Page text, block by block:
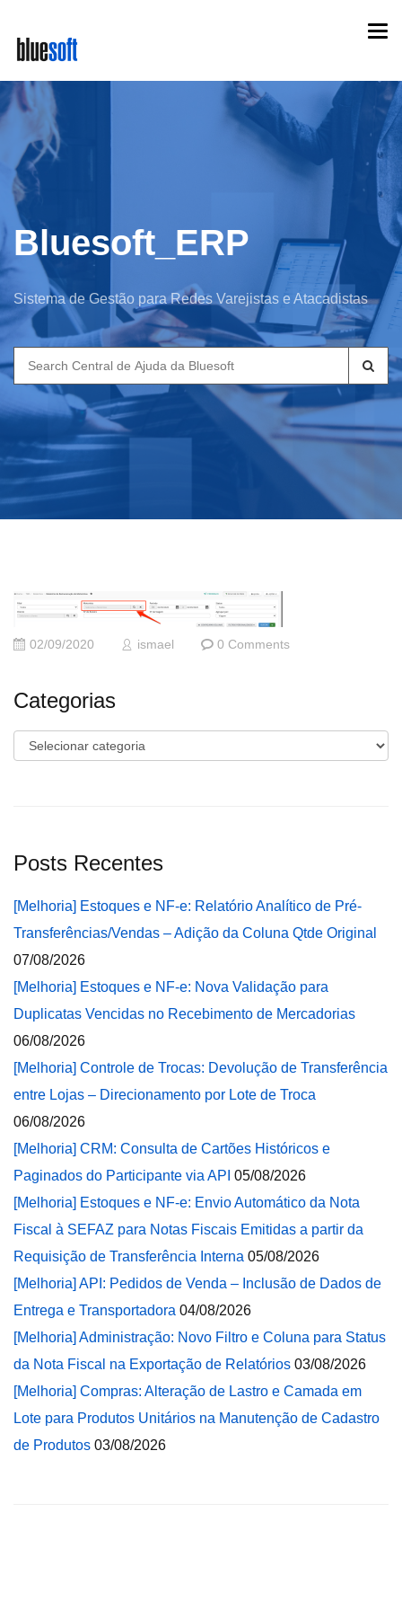
main
content
Bluesoft_ERP
Sistema de Gestão para Redes Varejistas e Atacadistas
Search
for:
02/09/2020 ismael 0 Comments
Categorias
Categorias
Posts Recentes
[Melhoria] Estoques e NF-e: Relatório Analítico de Pré-
Transferências/Vendas – Adição da Coluna Qtde Original
07/08/2026
[Melhoria] Estoques e NF-e: Nova Validação para
Duplicatas Vencidas no Recebimento de Mercadorias
06/08/2026
[Melhoria] Controle de Trocas: Devolução de Transferência
entre Lojas – Direcionamento por Lote de Troca
06/08/2026
[Melhoria] CRM: Consulta de Cartões Históricos e
Paginados do Participante via API 05/08/2026
[Melhoria] Estoques e NF-e: Envio Automático da Nota
Fiscal à SEFAZ para Notas Fiscais Emitidas a partir da
Requisição de Transferência Interna 05/08/2026
[Melhoria] API: Pedidos de Venda – Inclusão de Dados de
Entrega e Transportadora 04/08/2026
[Melhoria] Administração: Novo Filtro e Coluna para Status
da Nota Fiscal na Exportação de Relatórios 03/08/2026
[Melhoria] Compras: Alteração de Lastro e Camada em
Lote para Produtos Unitários na Manutenção de Cadastro
de Produtos 03/08/2026